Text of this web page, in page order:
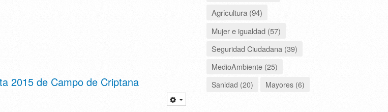
2015 de Campo de Criptana
Agricultura (94)
Mujer e igualdad (57)
Seguridad Ciudadana (39)
MedioAmbiente (25)
Sanidad (20)
Mayores (6)